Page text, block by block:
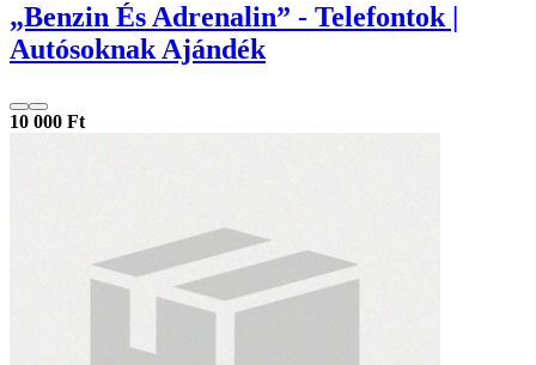
„Benzin És Adrenalin” - Telefontok |
Autósoknak Ajándék
10 000 Ft